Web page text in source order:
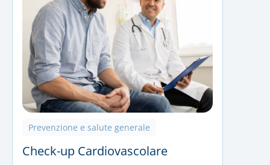
Prevenzione e salute generale
Check-up Cardiovascolare